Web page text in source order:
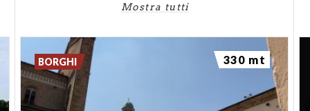
Mostra tutti
BORGHI 330 mt